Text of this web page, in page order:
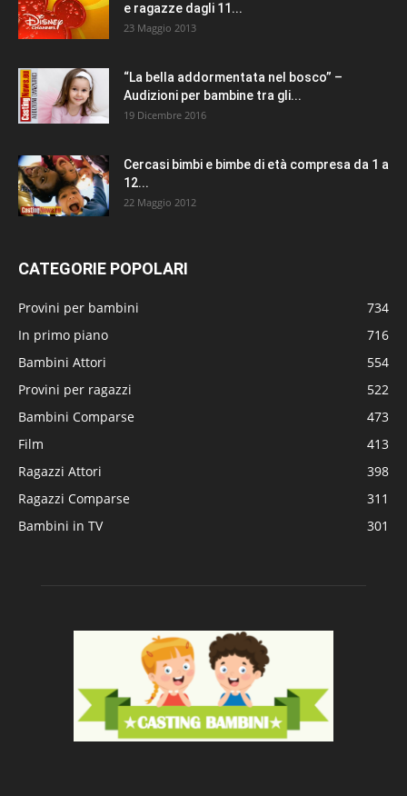
e ragazze dagli 11...
23 Maggio 2013
“La bella addormentata nel bosco” –
Audizioni per bambine tra gli...
19 Dicembre 2016
Cercasi bimbi e bimbe di età compresa da 1 a
12...
22 Maggio 2012
CATEGORIE POPOLARI
Provini per bambini
734
In primo piano
716
Bambini Attori
554
Provini per ragazzi
522
Bambini Comparse
473
Film
413
Ragazzi Attori
398
Ragazzi Comparse
311
Bambini in TV
301